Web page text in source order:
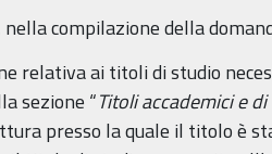
compilazione della
relativa ai titoli di studio
sezione “Titoli accademici e
presso la quale il titolo è